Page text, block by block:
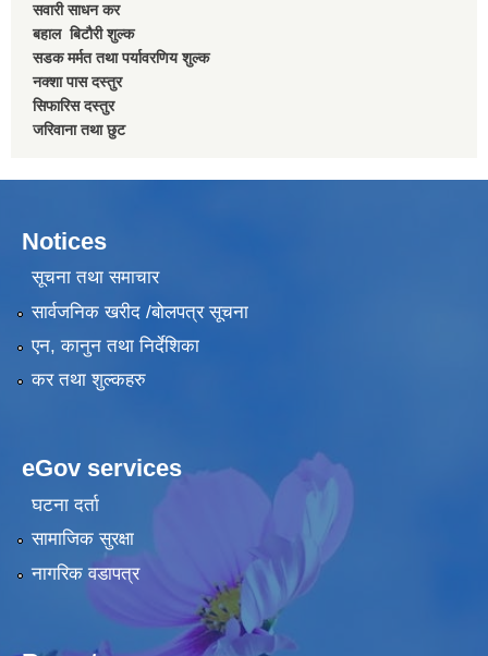
सवारी साधन कर
बहाल बिटाैरी शुल्क
सडक मर्मत तथा पर्यावरणिय शुल्क
नक्शा पास दस्तुर
सिफारिस दस्तुर
जरिवाना तथा छुट
Notices
सूचना तथा समाचार
सार्वजनिक खरीद /बोलपत्र सूचना
एन, कानुन तथा निर्देशिका
कर तथा शुल्कहरु
eGov services
घटना दर्ता
सामाजिक सुरक्षा
नागरिक वडापत्र